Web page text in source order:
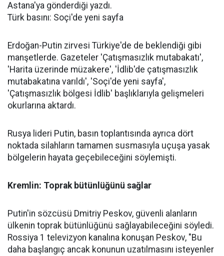
Astana'ya gönderdiği yazdı.
Türk basını: Soçi'de yeni sayfa
Erdoğan-Putin zirvesi Türkiye'de de beklendiği gibi
manşetlerde. Gazeteler 'Çatışmasızlık mutabakatı',
'Harita üzerinde müzakere', 'İdlib'de çatışmasızlık
mutabakatına varıldı', 'Soçi'de yeni sayfa',
'Çatışmasızlık bölgesi İdlib' başlıklarıyla gelişmeleri
okurlarına aktardı.
Rusya lideri Putin, basın toplantısında ayrıca dört
noktada silahların tamamen susmasıyla uçuşa yasak
bölgelerin hayata geçebileceğini söylemişti.
Kremlin: Toprak bütünlüğünü sağlar
Putin'in sözcüsü Dmitriy Peskov, güvenli alanların
ülkenin toprak bütünlüğünü sağlayabileceğini söyledi.
Rossiya 1 televizyon kanalına konuşan Peskov, "Bu
daha başlangıç ancak konunun uzatılmasını isteyenler